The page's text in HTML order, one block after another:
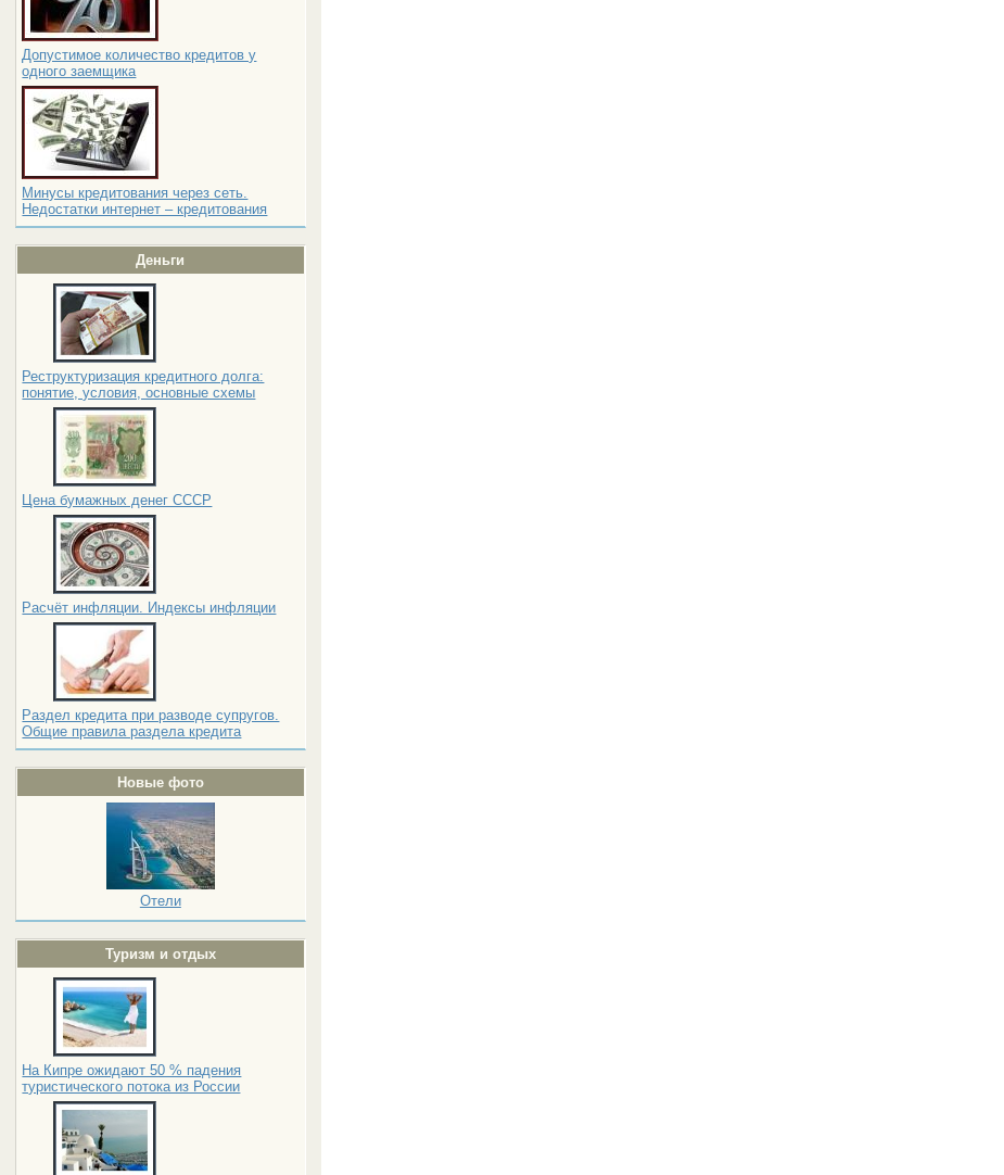
Допустимое количество кредитов у
одного заемщика
Минусы кредитования через сеть.
Недостатки интернет – кредитования
Деньги
Реструктуризация кредитного долга:
понятие, условия, основные схемы
Цена бумажных денег СССР
Расчёт инфляции. Индексы инфляции
Раздел кредита при разводе супругов.
Общие правила раздела кредита
Новые фото
Отели
Туризм и отдых
На Кипре ожидают 50 % падения
туристического потока из России